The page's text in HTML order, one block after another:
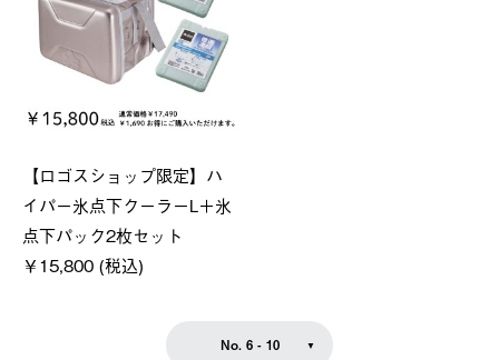
【ロゴスショップ限定】ハ
イパー氷点下クーラーL＋氷
点下パック2枚セット
￥15,800 (税込)
No. 6 - 10